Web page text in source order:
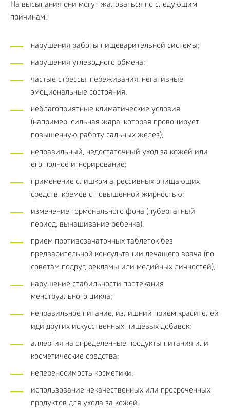
На высыпания они могут жаловаться по следующим
причинам:
нарушения работы пищеварительной системы;
нарушения углеводного обмена;
частые стрессы, переживания, негативные
эмоциональные состояния;
неблагоприятные климатические условия
(например, сильная жара, которая провоцирует
повышенную работу сальных желез);
неправильный, недостаточный уход за кожей или
его полное игнорирование;
применение слишком агрессивных очищающих
средств, кремов с повышенной жирностью;
изменение гормонального фона (пубертатный
период, вынашивание ребенка);
прием противозачаточных таблеток без
предварительной консультации лечащего врача (по
советам подруг, рекламы или медийных личностей);
нарушение стабильности протекания
менструального цикла;
неправильное питание, излишний прием красителей
иди других искусственных пищевых добавок;
аллергия на определенные продукты питания или
косметические средства;
непереносимость косметики;
использование некачественных или просроченных
продуктов для ухода за кожей.